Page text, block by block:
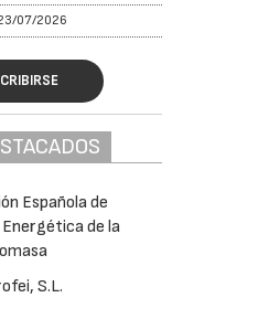
07/2026